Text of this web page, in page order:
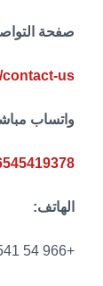
صفحة
us/
واتساب
الهاتف:
+966 54 541 9378